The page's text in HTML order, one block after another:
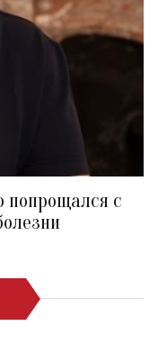
попрощался с